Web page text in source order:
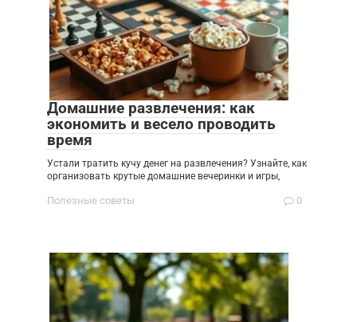
Домашние развлечения: как
экономить и весело проводить
время
Устали тратить кучу денег на развлечения? Узнайте, как
организовать крутые домашние вечеринки и игры,
Полезные советы 0